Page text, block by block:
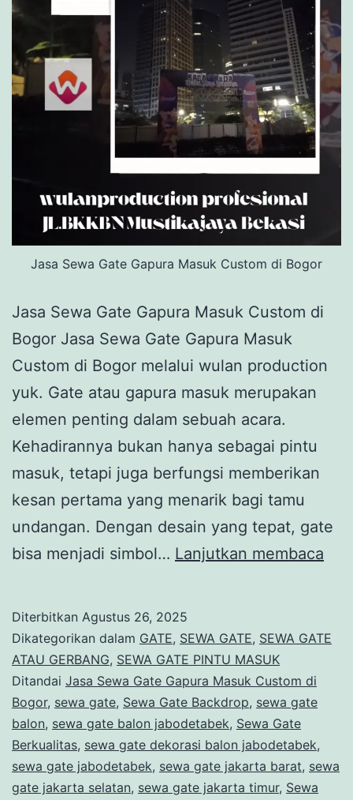
Jasa Sewa Gate Gapura Masuk Custom di Bogor
Jasa Sewa Gate Gapura Masuk Custom di
Bogor Jasa Sewa Gate Gapura Masuk
Custom di Bogor melalui wulan production
yuk. Gate atau gapura masuk merupakan
elemen penting dalam sebuah acara.
Kehadirannya bukan hanya sebagai pintu
masuk, tetapi juga berfungsi memberikan
kesan pertama yang menarik bagi tamu
undangan. Dengan desain yang tepat, gate
bisa menjadi simbol… Lanjutkan membaca
Diterbitkan Agustus 26, 2025
Dikategorikan dalam GATE, SEWA GATE, SEWA GATE
ATAU GERBANG, SEWA GATE PINTU MASUK
Ditandai Jasa Sewa Gate Gapura Masuk Custom di
Bogor, sewa gate, Sewa Gate Backdrop, sewa gate
balon, sewa gate balon jabodetabek, Sewa Gate
Berkualitas, sewa gate dekorasi balon jabodetabek,
sewa gate jabodetabek, sewa gate jakarta barat, sewa
gate jakarta selatan, sewa gate jakarta timur, Sewa